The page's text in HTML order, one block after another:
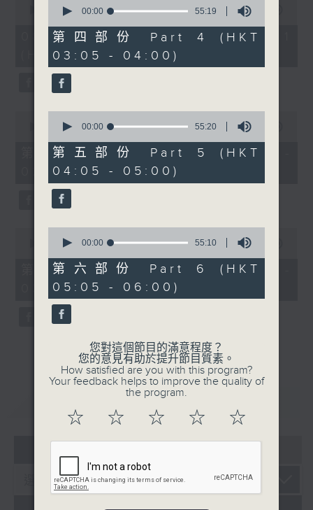
如果哪天你不能入睡，別忘了第四台這裡總有
值得細聽的音樂。
seconds
minutes,
seconds
00:00 55:00
08/08/2026 - 第一部份 Part 1
(HKT 00:05 - 01:00)
seconds
minutes,
seconds
00:00 55:00
第二部份 Part 2 (HKT 01:05 -
02:00)
seconds
minutes,
seconds
00:00 55:00
第三部份 Part 3 (HKT 02:05 -
03:00)
CATCHUP
seconds
55
minutes,
19
seconds
00:00 55:19
第四部份 Part 4 (HKT
03:05 - 04:00)
seconds
55
minutes,
20
seconds
00:00 55:20
第五部份 Part 5 (HKT
04:05 - 05:00)
seconds
55
minutes,
10
seconds
00:00 55:10
第六部份 Part 6 (HKT
05:05 - 06:00)
您對這個節目的滿意程度？
您的意見有助於提升節目質素。
How satisfied are you with this program?
Your feedback helps to improve the quality of
the program.
☆ ☆ ☆ ☆ ☆